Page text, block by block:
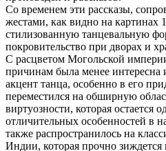
Со временем эти рассказы,
жестами, как видно на картинах
стилизованную танцевальную
покровительство при дворах и
С расцветом Могольской
причинам была менее интересна
акцент танца, особенно в его
переместился на обширную
виртуозности, которая остается
отличительных особенностей в
также распространилось на
Индии, которая прочно зиждется